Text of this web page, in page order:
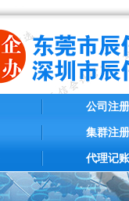
公司注册
集群注册
代理记账